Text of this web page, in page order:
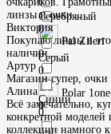
Pal Zileri
0
Polar 1one
0
Серебряный
0
Серый
0
Синий
0
линзы и очки...
Виктория
Покупаю линзы в
наличии...
Артур
Магазин супер, очки
Алина
Всё замечательно,
конкретной моделей
коллекции намного